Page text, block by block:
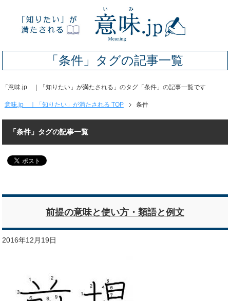
「条件」タグの記事一覧
「意味.jp ｜「知りたい」が満たされる」のタグ「条件」の記事一覧です
意味.jp ｜「知りたい」が満たされる TOP 条件
「条件」タグの記事一覧
前提の意味と使い方・類語と例文
2016年12月19日